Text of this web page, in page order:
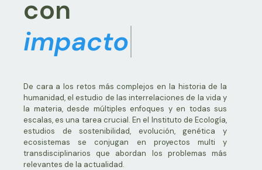
con
liderazgo
De cara a los retos más complejos en la historia de la
humanidad, el estudio de las interrelaciones de la vida y
la materia, desde múltiples enfoques y en todas sus
escalas, es una tarea crucial. En el Instituto de Ecología,
estudios de sostenibilidad, evolución, genética y
ecosistemas se conjugan en proyectos multi y
transdisciplinarios que abordan los problemas más
relevantes de la actualidad.